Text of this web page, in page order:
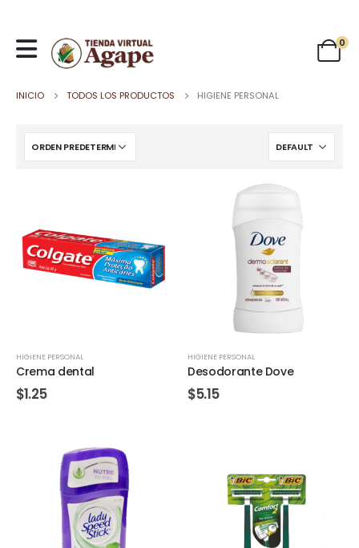
0
INICIO TODOS LOS PRODUCTOS HIGIENE PERSONAL
HIGIENE PERSONAL
Crema dental
$1.25
HIGIENE PERSONAL
Desodorante Dove
$5.15